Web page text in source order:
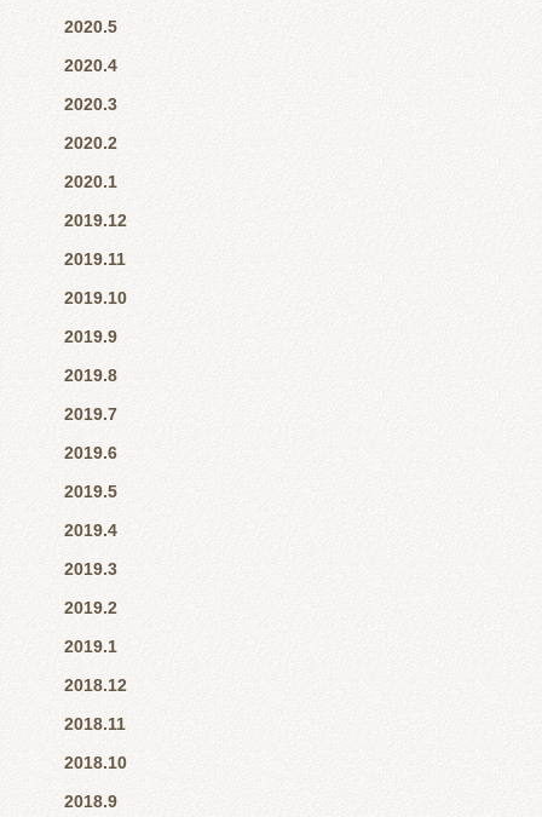
2020.5
2020.4
2020.3
2020.2
2020.1
2019.12
2019.11
2019.10
2019.9
2019.8
2019.7
2019.6
2019.5
2019.4
2019.3
2019.2
2019.1
2018.12
2018.11
2018.10
2018.9